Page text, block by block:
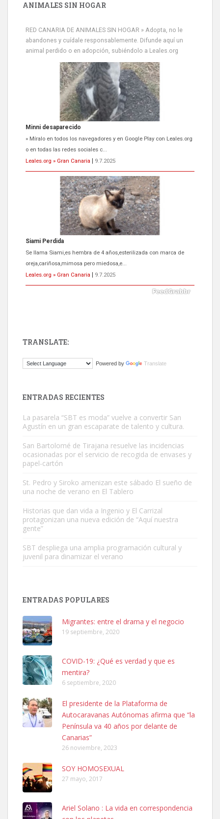
ANIMALES SIN HOGAR
RED CANARIA DE ANIMALES SIN HOGAR » Adopta, no le
abandones y cuídale responsablemente. Difunde aquí un
animal perdido o en adopción, subiéndolo a Leales.org
Minni desaparecido
» Míralo en todos los navegadores y en Google Play con Leales.org
o en todas las redes sociales c...
Leales.org » Gran Canaria
9.7.2025
Siami Perdida
Se llama Siami,es hembra de 4 años,esterilizada con marca de
oreja,cariñosa,mimosa pero miedosa,e...
Leales.org » Gran Canaria
9.7.2025
El ayuntamiento se va a llevar a Los Gatos callejeros de la zona los
Gato manso encontrado
Este gato macho ha aparecido en la calle hace menos de un mes,
es muy manso y extremadamente cari...
Leales.org » Gran Canaria
SHIBA PERDIDO AVDA JOSE MESA Y LOPEZ
PERRO MACHO RAZA SHIBA CON MICROCHIP PERDIDO HOY
06/07/2025 ZONA MESA Y LOPEZ. ES MUY ASUSTADIZO
Leales.org » Gran Canaria
6.7.2025
Ninfa perdida
TRANSLATE:
Powered by Translate
ENTRADAS RECIENTES
La pasarela “SBT es moda” vuelve a convertir San
Agustín en un gran escaparate de talento y cultura.
San Bartolomé de Tirajana resuelve las incidencias
ocasionadas por el servicio de recogida de envases y
papel-cartón
St. Pedro y Siroko amenizan este sábado El sueño de
una noche de verano en El Tablero
Historias que dan vida a Ingenio y El Carrizal
protagonizan una nueva edición de “Aquí nuestra
gente”
SBT despliega una amplia programación cultural y
juvenil para dinamizar el verano
ENTRADAS POPULARES
Migrantes: entre el drama y el negocio
19 septiembre, 2020
COVID-19: ¿Qué es verdad y que es
mentira?
6 septiembre, 2020
El presidente de la Plataforma de
Autocaravanas Autónomas afirma que “la
Península va 40 años por delante de
Canarias”
26 noviembre, 2023
SOY HOMOSEXUAL
27 mayo, 2017
Ariel Solano : La vida en correspondencia